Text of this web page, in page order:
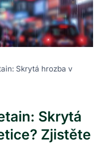
Skrytá hrozba v
Skrytá
Zjistěte